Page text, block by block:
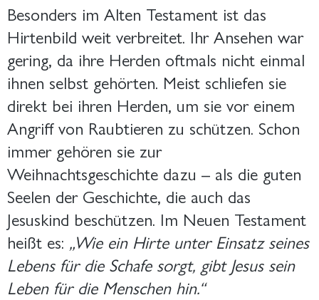
Besonders im Alten Testament ist das
Hirtenbild weit verbreitet. Ihr Ansehen war
gering, da ihre Herden oftmals nicht einmal
ihnen selbst gehörten. Meist schliefen sie
direkt bei ihren Herden, um sie vor einem
Angriff von Raubtieren zu schützen. Schon
immer gehören sie zur
Weihnachtsgeschichte dazu – als die guten
Seelen der Geschichte, die auch das
Jesuskind beschützen. Im Neuen Testament
heißt es: „Wie ein Hirte unter Einsatz seines
Lebens für die Schafe sorgt, gibt Jesus sein
Leben für die Menschen hin.“